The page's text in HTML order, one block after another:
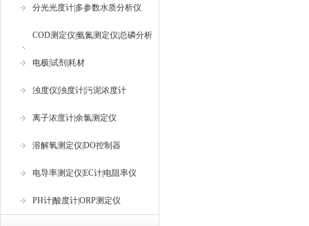
分光光度计|多参数水质分析仪
COD测定仪|氨氮测定仪|总磷分析
仪
电极|试剂|耗材
浊度仪|浊度计|污泥浓度计
离子浓度计|余氯测定仪
溶解氧测定仪|DO控制器
电导率测定仪|EC计|电阻率仪
PH计|酸度计|ORP测定仪